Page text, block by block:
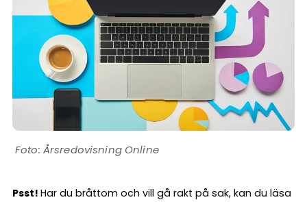
Årsredovisning Online
Psst! Har du bråttom och vill gå rakt på sak, kan du läsa